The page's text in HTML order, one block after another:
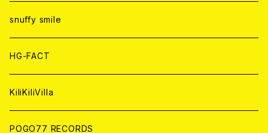
ANALOG
ANALOG
CD
ANALOG
CD
ANALOG
WORLD
CD
ANALOG
snuffy smile
HG-FACT
KiliKiliVilla
POGO77 RECORDS